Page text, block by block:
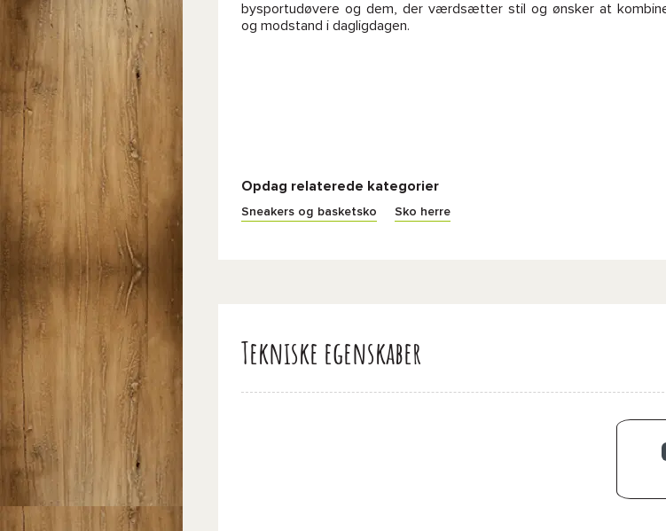
bysportudøvere og dem, der værdsætter stil og ønsker at
og modstand i dagligdagen.
Opdag relaterede kategorier
Sneakers og basketsko Sko herre
Tekniske egenskaber